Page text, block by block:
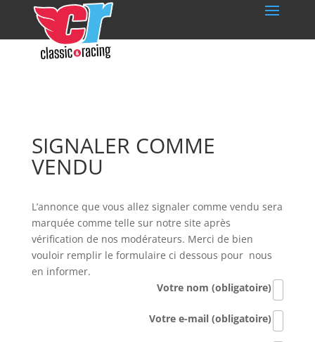
SIGNALER COMME
VENDU
L’annonce que vous allez signaler comme vendu sera
marquée comme telle sur notre site après
vérification de nos modérateurs. Merci de bien
vouloir remplir le formulaire ci dessous pour nous
en informer.
Votre nom (obligatoire)
Votre e-mail (obligatoire)